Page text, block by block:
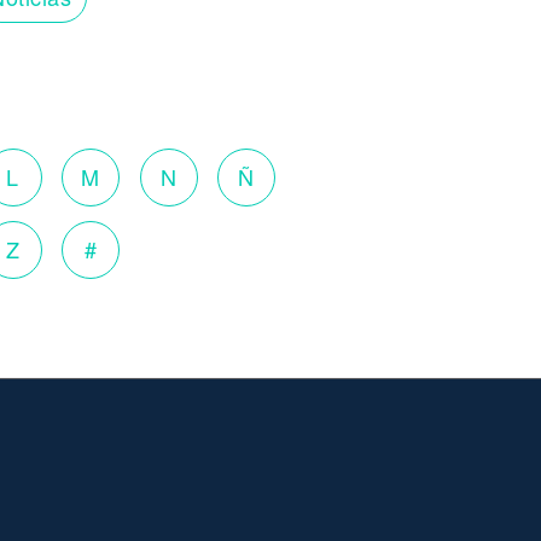
L M N Ñ
Z #